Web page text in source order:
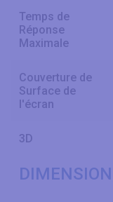
Temps de
Réponse
Maximale
Couverture de
Surface de
l'écran
3D